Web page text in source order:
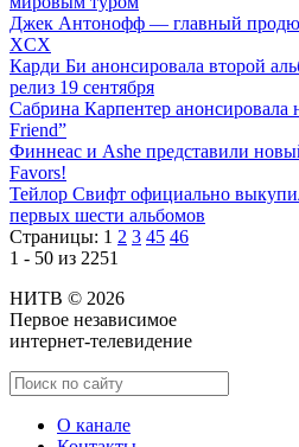
Джек Антонофф — главный
XCX
Карди Би анонсировала второй
релиз 19 сентября
Сабрина Карпентер анонсировала
Friend”
Финнеас и Ashe представили
Favors!
Тейлор Свифт официально
первых шести альбомов
Страницы: 1 2 3 45 46
1 - 50 из 2251
НИТВ © 2026
Первое независимое
интернет-телевидение
О канале